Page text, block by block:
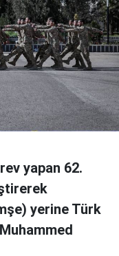
yapan 62.
yerine Türk